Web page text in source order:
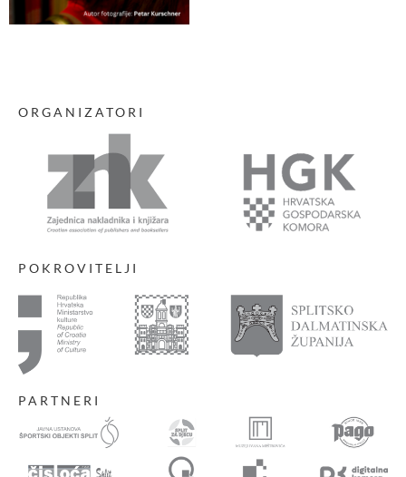
ORGANIZATORI
POKROVITELJI
PARTNERI